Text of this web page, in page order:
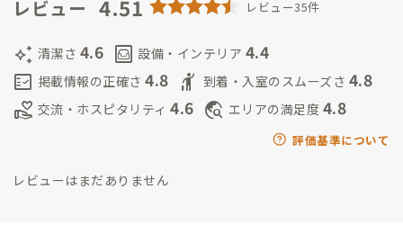
レビュー 4.51 レビュー35件
auto_awesome 清潔さ 4.6 living 設備・インテリア 4.4
fact_check 掲載情報の正確さ 4.8 hail 到着・入室のスムーズさ 4.8
volunteer_activism 交流・ホスピタリティ 4.6 travel_explore エリアの満足度 4.8
評価基準について
レビューはまだありません